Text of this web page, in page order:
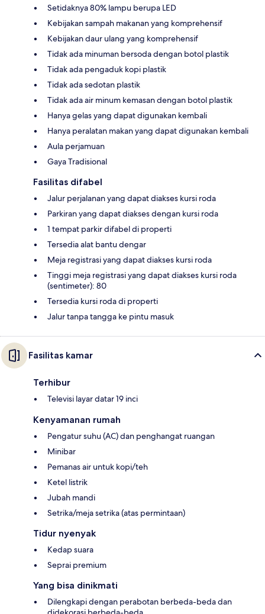
Setidaknya 80% lampu berupa LED
Kebijakan sampah makanan yang komprehensif
Kebijakan daur ulang yang komprehensif
Tidak ada minuman bersoda dengan botol plastik
Tidak ada pengaduk kopi plastik
Tidak ada sedotan plastik
Tidak ada air minum kemasan dengan botol plastik
Hanya gelas yang dapat digunakan kembali
Hanya peralatan makan yang dapat digunakan kembali
Aula perjamuan
Gaya Tradisional
Fasilitas difabel
Jalur perjalanan yang dapat diakses kursi roda
Parkiran yang dapat diakses dengan kursi roda
1 tempat parkir difabel di properti
Tersedia alat bantu dengar
Meja registrasi yang dapat diakses kursi roda
Tinggi meja registrasi yang dapat diakses kursi roda
(sentimeter): 80
Tersedia kursi roda di properti
Jalur tanpa tangga ke pintu masuk
Fasilitas kamar
Terhibur
Televisi layar datar 19 inci
Kenyamanan rumah
Pengatur suhu (AC) dan penghangat ruangan
Minibar
Pemanas air untuk kopi/teh
Ketel listrik
Jubah mandi
Setrika/meja setrika (atas permintaan)
Tidur nyenyak
Kedap suara
Seprai premium
Yang bisa dinikmati
Dilengkapi dengan perabotan berbeda-beda dan